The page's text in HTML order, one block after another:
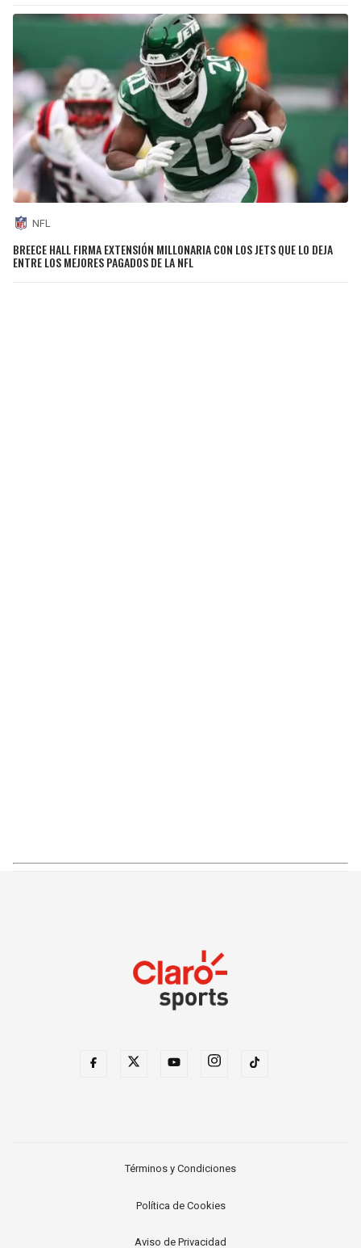
NFL
BREECE HALL FIRMA EXTENSIÓN MILLONARIA CON LOS JETS QUE LO DEJA
ENTRE LOS MEJORES PAGADOS DE LA NFL
Términos y Condiciones
Política de Cookies
Aviso de Privacidad